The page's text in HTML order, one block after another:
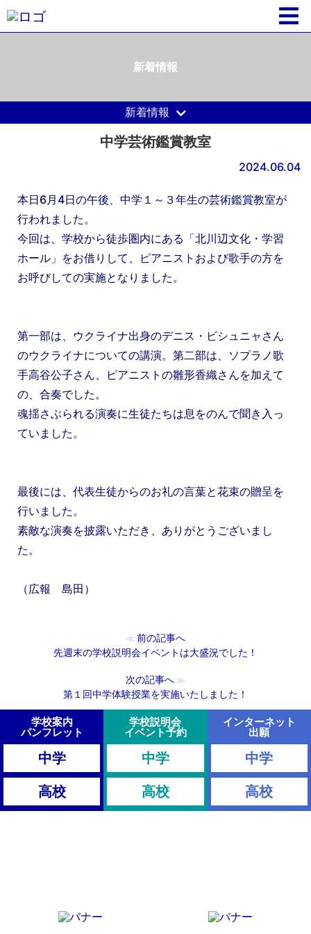
新着情報
新着情報
中学芸術鑑賞教室
2024.06.04
本日6月4日の午後、中学１～３年生の芸術鑑賞教室が
行われました。
今回は、学校から徒歩圏内にある「北川辺文化・学習
ホール」をお借りして、ピアニストおよび歌手の方を
お呼びしての実施となりました。
第一部は、ウクライナ出身のデニス・ビシュニャさん
のウクライナについての講演。第二部は、ソプラノ歌
手高谷公子さん、ピアニストの雛形香織さんを加えて
の、合奏でした。
魂揺さぶられる演奏に生徒たちは息をのんで聞き入っ
ていました。
最後には、代表生徒からのお礼の言葉と花束の贈呈を
行いました。
素敵な演奏を披露いただき、ありがとうございまし
た。
（広報 島田）
≪ 前の記事へ
先週末の学校説明会イベントは大盛況でした！
次の記事へ ≫
第１回中学体験授業を実施いたしました！
学校案内
パンフレット
中学
高校
学校説明会
イベント予約
中学
高校
インターネット
出願
中学
高校